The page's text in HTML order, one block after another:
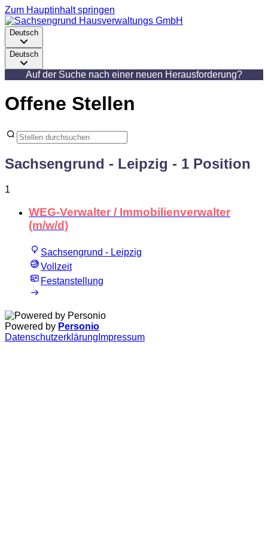
Zum Hauptinhalt springen
Deutsch
Deutsch
Auf der Suche nach einer neuen Herausforderung?
Offene Stellen
Sachsengrund - Leipzig - 1 Position
1
WEG-Verwalter / Immobilienverwalter
(m/w/d)
Sachsengrund - Leipzig
Vollzeit
Festanstellung
Powered by Personio
Datenschutzerklärung Impressum